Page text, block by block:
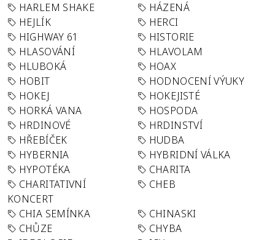
HARLEM SHAKE
HÁZENÁ
HEJLÍK
HERCI
HIGHWAY 61
HISTORIE
HLASOVÁNÍ
HLAVOLAM
HLUBOKÁ
HOAX
HOBIT
HODNOCENÍ VÝUKY
HOKEJ
HOKEJISTÉ
HORKÁ VANA
HOSPODA
HRDINOVÉ
HRDINSTVÍ
HŘEBÍČEK
HUDBA
HYBERNIA
HYBRIDNÍ VÁLKA
HYPOTÉKA
CHARITA
CHARITATIVNÍ
KONCERT
CHEB
CHIA SEMÍNKA
CHINASKI
CHŮZE
CHYBA